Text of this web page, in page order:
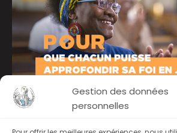
Gestion des données
personnelles